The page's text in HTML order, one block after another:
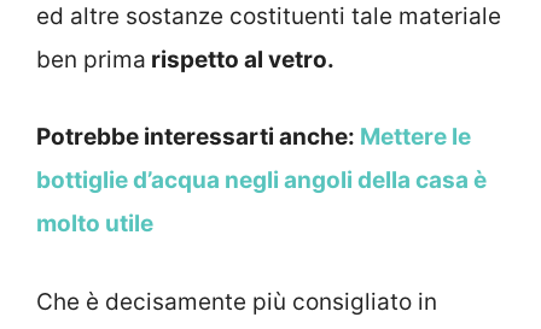
ed altre sostanze costituenti tale materiale
ben prima rispetto al vetro.
Potrebbe interessarti anche: Mettere le
bottiglie d’acqua negli angoli della casa è
molto utile
Che è decisamente più consigliato in